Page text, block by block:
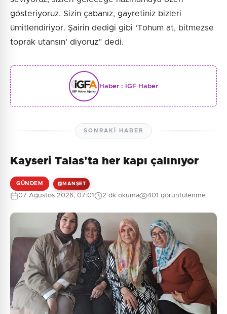
gösteriyoruz. Sizin çabanız, gayretiniz bizleri
ümitlendiriyor. Şairin dediği gibi ‘Tohum at, bitmezse
toprak utansın’ diyoruz” dedi.
Haber : İGF Haber
SONRAKI HABER
Kayseri Talas'ta her kapı çalınıyor
GÜNDEM MANŞET
07 Ağustos 2026, 07:01 2 dk okuma 401 görüntülenme